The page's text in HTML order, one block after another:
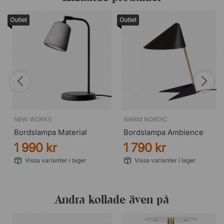
sidobordet i vardagsrummet som effektiv
Om formgivaren – Joel Karlsson
Göteborgsfödde Joel Karlsson är chefsdesigner på
arkitektfirman Krook & Tjäder. Som tidigare student vid
Konstfack och KTH i Stockholm samt Parsons School of
Design i New York, har Joel en gedigen utbildning i
ryggen. Innan han anslöt sig till Krook & Tjäder 2008
undervisade han vid Växjö Universitet och drev även sin
egen designstudio Joel Karlsson Industriell Design.
Outlet
NEW WORKS
Bordslampa Material
1 990 kr
Vissa varianter i lager
Outlet
WARM NORDIC
Bordslampa Ambience
1 790 kr
Vissa varianter i lager
Andra kollade även på